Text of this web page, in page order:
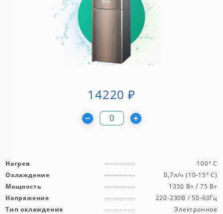
14220 ₽
Нагрев
100° С
Охлаждение
0,7л/ч (10-15° С)
Мощность
1350 Вт / 75 Вт
Напряжение
220-230В / 50-60Гц
Тип охлаждения
Электронное